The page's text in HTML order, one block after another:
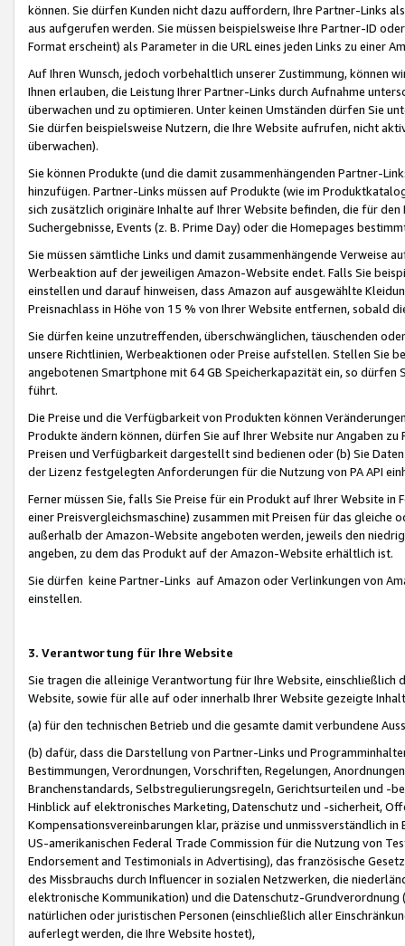
können. Sie dürfen Kunden nicht dazu auffordern, Ihre Partner-Links
aus aufgerufen werden. Sie müssen beispielsweise Ihre Partner-ID
Format erscheint) als Parameter in die URL eines jeden Links zu einer
Auf Ihren Wunsch, jedoch vorbehaltlich unserer Zustimmung, können
Ihnen erlauben, die Leistung Ihrer Partner-Links durch Aufnahme
überwachen und zu optimieren. Unter keinen Umständen dürfen Sie
Sie dürfen beispielsweise Nutzern, die Ihre Website aufrufen, nicht
überwachen).
Sie können Produkte (und die damit zusammenhängenden Partner-
hinzufügen. Partner-Links müssen auf Produkte (wie im
sich zusätzlich originäre Inhalte auf Ihrer Website befinden, die für
Suchergebnisse, Events (z. B. Prime Day) oder die Homepages
Sie müssen sämtliche Links und damit zusammenhängende
Werbeaktion auf der jeweiligen Amazon-Website endet. Falls Sie
einstellen und darauf hinweisen, dass Amazon auf ausgewählte
Preisnachlass in Höhe von 15 % von Ihrer Website entfernen, sobald
Sie dürfen keine unzutreffenden, überschwänglichen, täuschenden
unsere Richtlinien, Werbeaktionen oder Preise aufstellen. Stellen Sie
angebotenen Smartphone mit 64 GB Speicherkapazität ein, so dürfen
führt.
Die Preise und die Verfügbarkeit von Produkten können
Produkte ändern können, dürfen Sie auf Ihrer Website nur Angaben
Preisen und Verfügbarkeit dargestellt sind bedienen oder (b) Sie
der Lizenz festgelegten Anforderungen für die Nutzung von PA API
Ferner müssen Sie, falls Sie Preise für ein Produkt auf Ihrer Website
einer Preisvergleichsmaschine) zusammen mit Preisen für das
außerhalb der Amazon-Website angeboten werden, jeweils den
angeben, zu dem das Produkt auf der Amazon-Website erhältlich ist.
Sie dürfen keine Partner-Links auf Amazon oder Verlinkungen von
einstellen.
3. Verantwortung für Ihre Website
Sie tragen die alleinige Verantwortung für Ihre Website,
Website, sowie für alle auf oder innerhalb Ihrer Website gezeigte
(a) für den technischen Betrieb und die gesamte damit verbundene
(b) dafür, dass die Darstellung von Partner-Links und
Bestimmungen, Verordnungen, Vorschriften, Regelungen,
Branchenstandards, Selbstregulierungsregeln, Gerichtsurteilen und -
Hinblick auf elektronisches Marketing, Datenschutz und -sicherheit,
Kompensationsvereinbarungen klar, präzise und unmissverständlich
US-amerikanischen Federal Trade Commission für die Nutzung von
Endorsement and Testimonials in Advertising), das französische
des Missbrauchs durch Influencer in sozialen Netzwerken, die
elektronische Kommunikation) und die Datenschutz-
natürlichen oder juristischen Personen (einschließlich aller
auferlegt werden, die Ihre Website hostet),